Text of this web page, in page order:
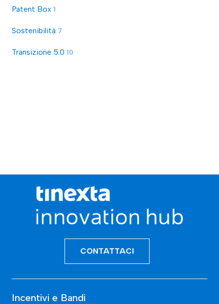
Patent Box 1
Sostenibilità 7
Transizione 5.0 10
CONTATTACI
Incentivi e Bandi